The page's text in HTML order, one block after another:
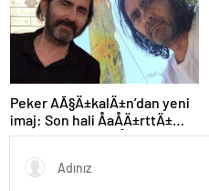
Peker AÃ§Ä±kalÄ±n’dan yeni
imaj: Son hali ÅaÅÄ±rttÄ±
(ÃnlÃ¼lerin deÄiÅimi)